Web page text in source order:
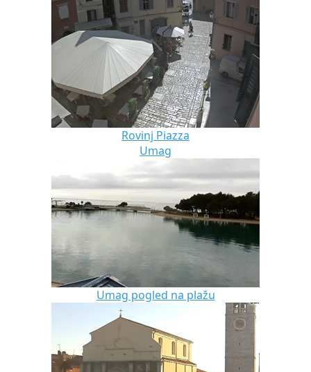
Rovinj Piazza
Umag
Umag pogled na plažu